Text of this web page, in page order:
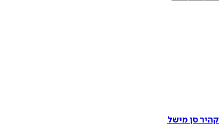
קהיר סן מישל